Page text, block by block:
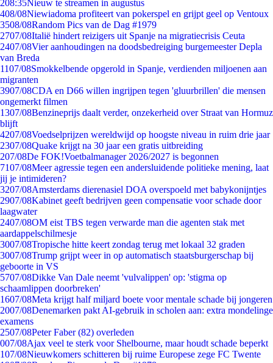
208:35Nieuw te streamen in augustus
408/08Niewiadoma profiteert van pokerspel en grijpt geel op Ventoux
3508/08Random Pics van de Dag #1979
2707/08Italië hindert reizigers uit Spanje na migratiecrisis Ceuta
2407/08Vier aanhoudingen na doodsbedreiging burgemeester Depla
van Breda
1107/08Smokkelbende opgerold in Spanje, verdienden miljoenen aan
migranten
3907/08CDA en D66 willen ingrijpen tegen 'gluurbrillen' die mensen
ongemerkt filmen
1307/08Benzineprijs daalt verder, onzekerheid over Straat van Hormuz
blijft
4207/08Voedselprijzen wereldwijd op hoogste niveau in ruim drie jaar
2307/08Quake krijgt na 30 jaar een gratis uitbreiding
207/08De FOK!Voetbalmanager 2026/2027 is begonnen
7107/08Meer agressie tegen een andersluidende politieke mening, laat
jij je intimideren?
3207/08Amsterdams dierenasiel DOA overspoeld met babykonijntjes
2907/08Kabinet geeft bedrijven geen compensatie voor schade door
laagwater
2407/08OM eist TBS tegen verwarde man die agenten stak met
aardappelschilmesje
3007/08Tropische hitte keert zondag terug met lokaal 32 graden
3007/08Trump grijpt weer in op automatisch staatsburgerschap bij
geboorte in VS
5707/08Dikke Van Dale neemt 'vulvalippen' op: 'stigma op
schaamlippen doorbreken'
1607/08Meta krijgt half miljard boete voor mentale schade bij jongeren
2007/08Denemarken pakt AI-gebruik in scholen aan: extra mondelinge
examens
2507/08Peter Faber (82) overleden
007/08Ajax veel te sterk voor Shelbourne, maar houdt schade beperkt
107/08Nieuwkomers schitteren bij ruime Europese zege FC Twente